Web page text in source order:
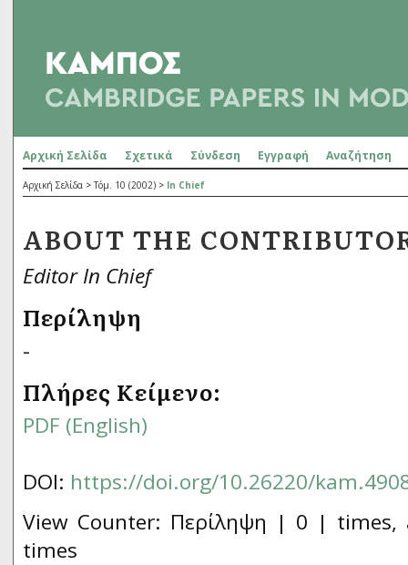
Αρχική Σελίδα Σχετικά Σύνδεση Εγγραφή Αναζήτηση
Αρχική Σελίδα >Τόμ. 10 (2002) > In Chief
ABOUT THE
Editor In Chief
Περίληψη
-
Πλήρες Κείμενο:
PDF (English)
DOI: https://doi.org/10.26220/
View Counter: Περίληψη | 0 |
times